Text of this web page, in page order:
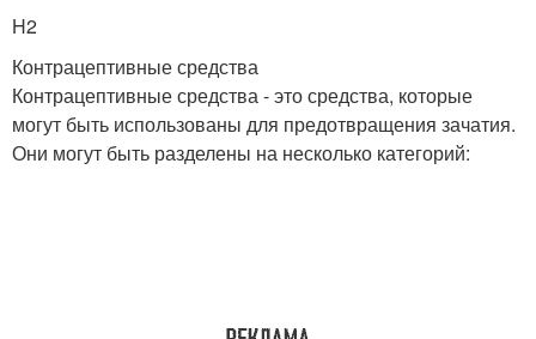
H2
Контрацептивные средства
Контрацептивные средства - это средства, которые
могут быть использованы для предотвращения зачатия.
Они могут быть разделены на несколько категорий: